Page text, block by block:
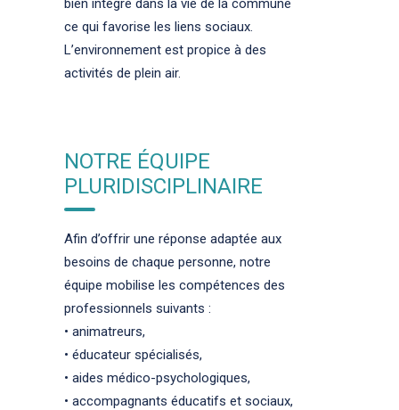
bien intégré dans la vie de la commune
ce qui favorise les liens sociaux.
L’environnement est propice à des
activités de plein air.
NOTRE ÉQUIPE
PLURIDISCIPLINAIRE
Afin d’offrir une réponse adaptée aux
besoins de chaque personne, notre
équipe mobilise les compétences des
professionnels suivants :
• animatreurs,
• éducateur spécialisés,
• aides médico-psychologiques,
• accompagnants éducatifs et sociaux,